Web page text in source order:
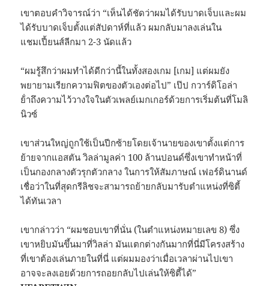
เขาตอบคําวิจารณ์ว่า “เห็นได้ชัดว่าผมได้รับบาดเจ็บและผม
ได้รับบาดเจ็บตั้งแต่สัปดาห์ที่แล้ว ผมกลับมาลงเล่นใน
แชมเปี้ยนส์ลีกมา 2-3 นัดแล้ว
“ผมรู้สึกว่าผมทําได้ดีกว่านี้ในทั้งสองเกม [เกม] แต่ผมยัง
พยายามเรียกความฟิตของตัวเองต่อไป” เป๊ป กวาร์ดิโอล่า
ย้ําถึงความไว้วางใจในตัวเพลย์เมกเกอร์ด้วยการเริ่มต้นที่โมลิ
นิวซ์
เขาส่วนใหญ่ถูกใช้เป็นปีกซ้ายโดยเจ้านายของเขาตั้งแต่การ
ย้ายจากแอสตัน วิลล่ามูลค่า 100 ล้านปอนด์ซึ่งเขาทําหน้าที่
เป็นกองกลางตัวรุกตัวกลาง ในการให้สัมภาษณ์ เฟอร์ดินานด์
เชื่อว่าในที่สุดกรีลิชจะสามารถย้ายกลับมารับตําแหน่งที่ซิตี้
ได้ทันเวลา
เขากล่าวว่า “ผมชอบเขาที่นั่น (ในตําแหน่งหมายเลข 8) ซึ่ง
เขาหยิบมันขึ้นมาที่วิลล่า มันแตกต่างกันมากที่นี่มีโครงสร้าง
ที่เขาต้องเล่นภายในที่นี่ แต่ผมมองว่าเมื่อเวลาผ่านไปเขา
อาจจะลงเอยด้วยการถอยกลับไปเล่นให้ซิตี้ได้”